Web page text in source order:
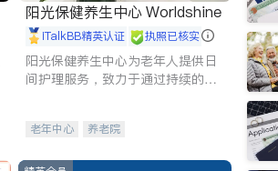
阳光保健养生中心 Worldshine
iTalkBB精英认证 执照已核实
阳光保健养生中心为老年人提供日
间护理服务，致力于通过持续的护
老年中心 养老院